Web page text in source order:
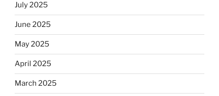
July 2025
June 2025
May 2025
April 2025
March 2025